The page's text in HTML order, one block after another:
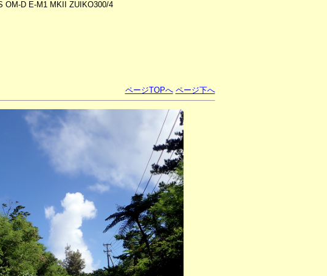
OM-D E-M1 MKII ZUIKO300/4
ページTOPへ ページ下へ